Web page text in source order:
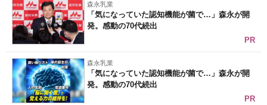
森永乳業
「気になっていた認知機能が菌で…」森永が開
発。感動の70代続出
PR
森永乳業
「気になっていた認知機能が菌で…」森永が開
発。感動の70代続出
PR